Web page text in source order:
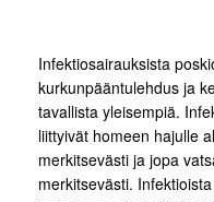
Infektiosairauksista
kurkunpääntulehdus ja
tavallista yleisempiä.
liittyivät homeen hajulle
merkitsevästi ja jopa
merkitsevästi.